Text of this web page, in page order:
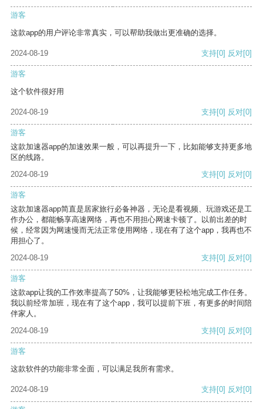
游客
这款app的用户评论非常真实，可以帮助我做出更准确的选择。
2024-08-19 支持[0] 反对[0]
游客
这个软件很好用
2024-08-19 支持[0] 反对[0]
游客
这款加速器app的加速效果一般，可以再提升一下，比如能够支持更多地
区的线路。
2024-08-19
支持[0] 反对[0]
游客
这款加速器app简直是居家旅行必备神器，无论是看视频、玩游戏还是工
作办公，都能畅享高速网络，再也不用担心网速卡顿了。以前出差的时
候，经常因为网速慢而无法正常使用网络，现在有了这个app，我再也不
用担心了。
2024-08-19
支持[0] 反对[0]
游客
这款app让我的工作效率提高了50%，让我能够更轻松地完成工作任务。
我以前经常加班，现在有了这个app，我可以提前下班，有更多的时间陪
伴家人。
2024-08-19
支持[0] 反对[0]
游客
这款软件的功能非常全面，可以满足我所有需求。
2024-08-19 支持[0] 反对[0]